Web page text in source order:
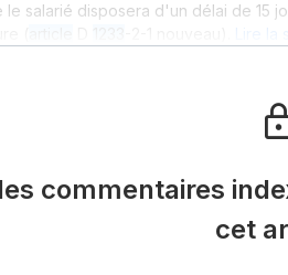
le salarié disposera d'un délai de 15
Lire la
commentaires
cet